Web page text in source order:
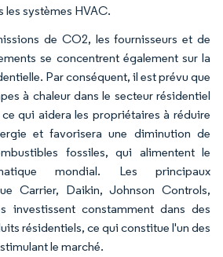
systèmes HVAC.
de CO2, les fournisseurs et de
se concentrent également sur la
Par conséquent, il est prévu que
à chaleur dans le secteur résidentiel
qui aidera les propriétaires à réduire
et favorisera une diminution de
fossiles, qui alimentent le
mondial. Les principaux
Carrier, Daikin, Johnson Controls,
investissent constamment dans des
résidentiels, ce qui constitue l'un des
le marché.